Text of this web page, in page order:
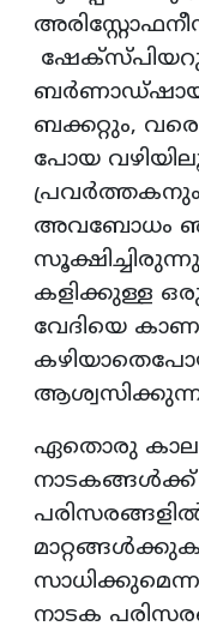
ബക്കറ്റും,
പോയ
അവബോധം
കളിക്കുള്ള
വേദിയെ
ഏതൊരു
നാടകങ്ങൾക്ക്
നാടക